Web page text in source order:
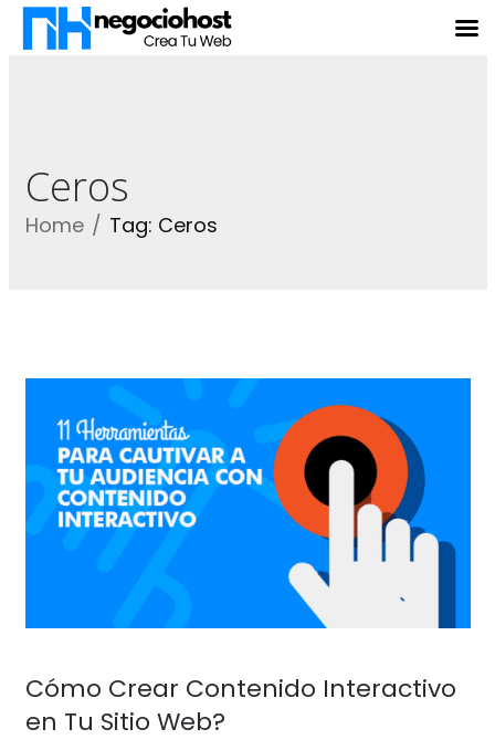
Ceros
Home Tag: Ceros
Cómo Crear Contenido Interactivo
en Tu Sitio Web?